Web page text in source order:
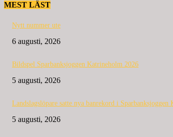
MEST LÄST
Nytt nummer ute
6 augusti, 2026
Bildspel Sparbanksjoggen Katrineholm 2026
5 augusti, 2026
Landslagslöpare satte nya banrekord i Sparbanksjoggen
5 augusti, 2026